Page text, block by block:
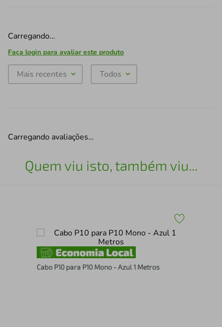
Carregando…
Faça login para avaliar este produto
Mais recentes Todos
Carregando avaliações…
Quem viu isto, também viu...
Cabo P10 para P10 Mono - Azul 1 Metros